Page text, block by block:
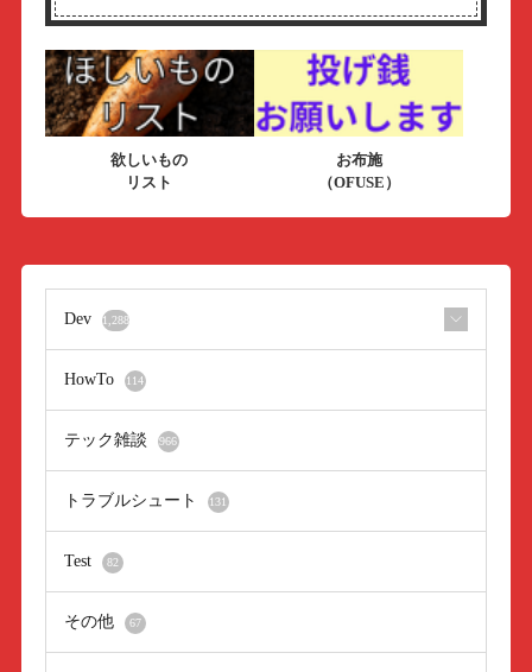
欲しいもの
リスト
お布施
（OFUSE）
Dev 1,288
HowTo 114
テック雑談 966
トラブルシュート 131
Test 82
その他 67